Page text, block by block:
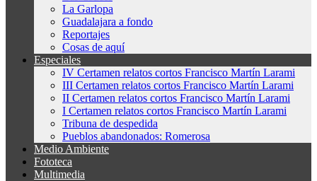
La Garlopa
Guadalajara a fondo
Reportajes
Cosas de aquí
Especiales
IV Certamen relatos cortos Francisco Martín Larami
III Certamen relatos cortos Francisco Martín Larami
II Certamen relatos cortos Francisco Martín Larami
I Certamen relatos cortos Francisco Martín Larami
Tribuna de despedida
Pueblos abandonados: Romerosa
Medio Ambiente
Fototeca
Multimedia